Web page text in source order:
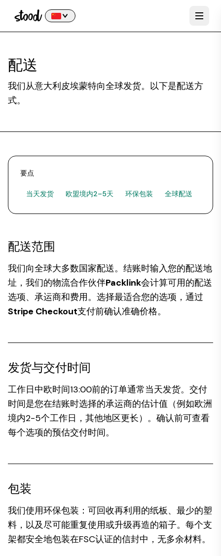
配送
我们从意大利皮埃蒙特向全球发货。以下是配送方
式。
要点
当天发货 欧盟境内2–5天 环保包装 全球配送
配送范围
我们向全球大多数国家配送。结账时输入您的配送地
址，我们的物流合作伙伴Packlink会计算可用的配送
选项、承运商和费用。选择最适合您的选项，通过
Stripe Checkout支付前确认准确价格。
发货与交付时间
工作日中欧时间13:00前的订单通常当天发货。交付
时间是您在结账时选择的承运商的估计值（例如欧洲
境内2-5个工作日，其他地区更长）。确认前可查看
每个选项的预估交付时间。
包装
我们使用环保包装：可回收再利用的纸板、最少的塑
料，以及尽可能重复使用或升级再造的箱子。每个支
架都安全地包装在FSC认证的信封中，无多余材料。